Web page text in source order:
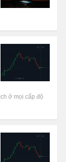
ở mọi cấp độ